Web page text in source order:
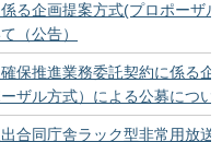
る企画提案方式(プロポーザ
（公告）
保推進業務委託契約に係る企
ーザル方式）による公募につい
合同庁舎ラック型非常用放送